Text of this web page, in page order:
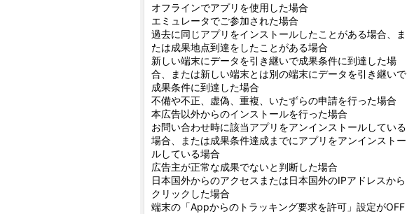
オフラインでアプリを使用した場合
エミュレータでご参加された場合
過去に同じアプリをインストールしたことがある場合、ま
たは成果地点到達をしたことがある場合
新しい端末にデータを引き継いで成果条件に到達した場
合、または新しい端末とは別の端末にデータを引き継いで
成果条件に到達した場合
不備や不正、虚偽、重複、いたずらの申請を行った場合
本広告以外からのインストールを行った場合
お問い合わせ時に該当アプリをアンインストールしている
場合、または成果条件達成までにアプリをアンインストー
ルしている場合
広告主が正常な成果でないと判断した場合
日本国外からのアクセスまたは日本国外のIPアドレスから
クリックした場合
端末の「Appからのトラッキング要求を許可」設定がOFF